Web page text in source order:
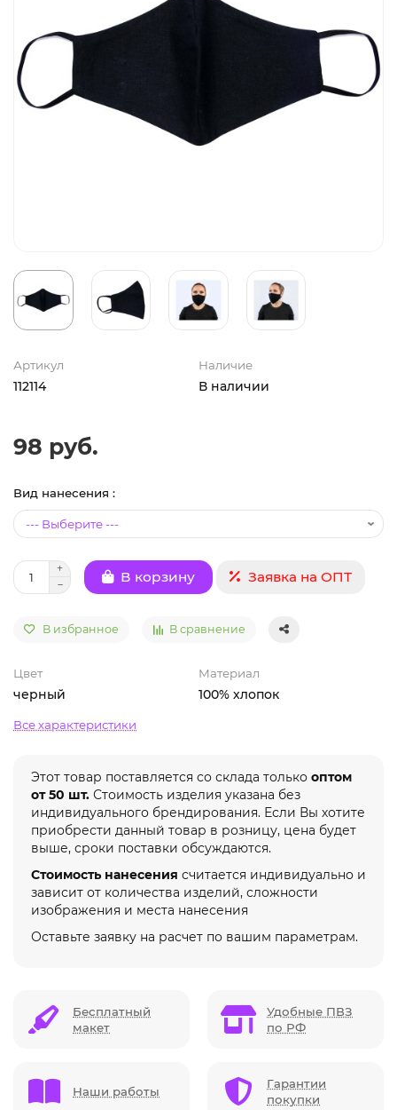
Артикул
112114
Наличие
В наличии
98 руб.
Вид нанесения :
В корзину Заявка на ОПТ
В избранное В сравнение
Цвет
черный
Материал
100% хлопок
Все характеристики
Этот товар поставляется со склада только оптом
от 50 шт. Стоимость изделия указана без
индивидуального брендирования. Если Вы хотите
приобрести данный товар в розницу, цена будет
выше, сроки поставки обсуждаются.
Стоимость нанесения считается индивидуально и
зависит от количества изделий, сложности
изображения и места нанесения
Оставьте заявку на расчет по вашим параметрам.
Бесплатный
макет
Удобные ПВЗ
по РФ
Наши работы
Гарантии
покупки